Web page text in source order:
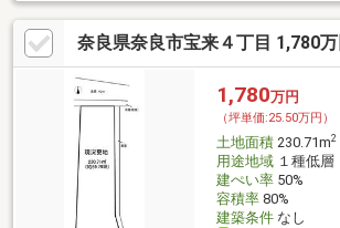
奈良県奈良市宝来４丁目 1,780万
1,780万円
（坪単価:25.50万円）
土地面積230.71m2
用途地域１種低層
建ぺい率50%
容積率80%
建築条件なし